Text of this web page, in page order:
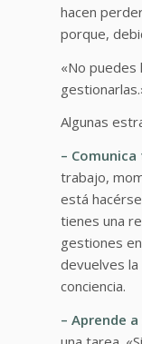
hacen
porque,
«No
Algunas
–
trabajo,
está
tienes una
gestiones
devuelves
conciencia.
– Aprende